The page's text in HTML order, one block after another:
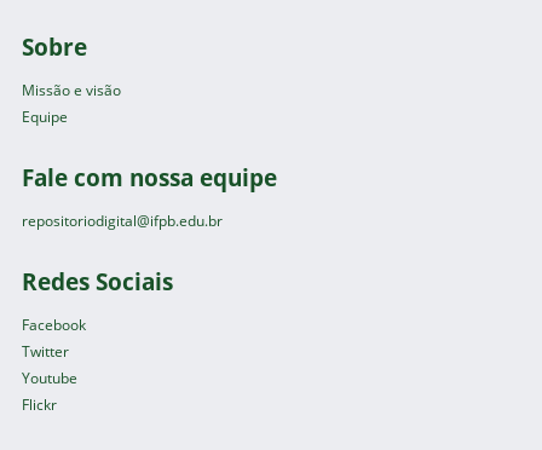
Sobre
Missão e visão
Equipe
Fale com nossa equipe
repositoriodigital@ifpb.edu.br
Redes Sociais
Facebook
Twitter
Youtube
Flickr